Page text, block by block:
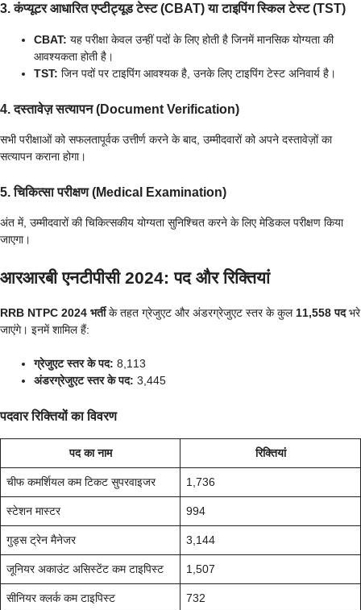
3. कंप्यूटर आधारित एप्टीट्यूड टेस्ट (CBAT) या टाइपिंग स्किल टेस्ट (TST)
CBAT: यह परीक्षा केवल उन्हीं पदों के लिए होती है जिनमें मानसिक योग्यता की
आवश्यकता होती है।
TST: जिन पदों पर टाइपिंग आवश्यक है, उनके लिए टाइपिंग टेस्ट अनिवार्य है।
4. दस्तावेज़ सत्यापन (Document Verification)
सभी परीक्षाओं को सफलतापूर्वक उत्तीर्ण करने के बाद, उम्मीदवारों को अपने दस्तावेज़ों का
सत्यापन कराना होगा।
5. चिकित्सा परीक्षण (Medical Examination)
अंत में, उम्मीदवारों की चिकित्सकीय योग्यता सुनिश्चित करने के लिए मेडिकल परीक्षण किया
जाएगा।
आरआरबी एनटीपीसी 2024: पद और रिक्तियां
RRB NTPC 2024 भर्तीके तहत ग्रेजुएट और अंडरग्रेजुएट स्तर के कुल 11,558 पदभरे
जाएंगे। इनमें शामिल हैं:
ग्रेजुएट स्तर के पद: 8,113
अंडरग्रेजुएट स्तर के पद: 3,445
पदवार रिक्तियों का विवरण
पद का नाम रिक्तियां
चीफ कमर्शियल कम टिकट सुपरवाइजर 1,736
स्टेशन मास्टर 994
गुड्स ट्रेन मैनेजर 3,144
जूनियर अकाउंट असिस्टेंट कम टाइपिस्ट 1,507
सीनियर क्लर्क कम टाइपिस्ट 732